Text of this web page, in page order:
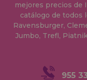
mejores precios
catálogo de todos
Ravensburger,
Jumbo, Trefl,
955